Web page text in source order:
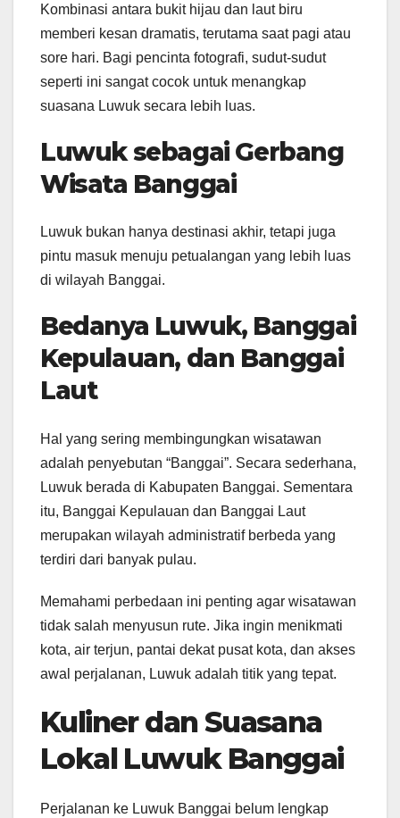
Kombinasi antara bukit hijau dan laut biru
memberi kesan dramatis, terutama saat pagi atau
sore hari. Bagi pencinta fotografi, sudut-sudut
seperti ini sangat cocok untuk menangkap
suasana Luwuk secara lebih luas.
Luwuk sebagai Gerbang
Wisata Banggai
Luwuk bukan hanya destinasi akhir, tetapi juga
pintu masuk menuju petualangan yang lebih luas
di wilayah Banggai.
Bedanya Luwuk, Banggai
Kepulauan, dan Banggai
Laut
Hal yang sering membingungkan wisatawan
adalah penyebutan “Banggai”. Secara sederhana,
Luwuk berada di Kabupaten Banggai. Sementara
itu, Banggai Kepulauan dan Banggai Laut
merupakan wilayah administratif berbeda yang
terdiri dari banyak pulau.
Memahami perbedaan ini penting agar wisatawan
tidak salah menyusun rute. Jika ingin menikmati
kota, air terjun, pantai dekat pusat kota, dan akses
awal perjalanan, Luwuk adalah titik yang tepat.
Kuliner dan Suasana
Lokal Luwuk Banggai
Perjalanan ke Luwuk Banggai belum lengkap